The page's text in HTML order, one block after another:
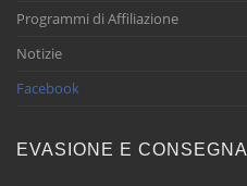
Programmi di Affiliazione
Notizie
Facebook
EVASIONE E CONSEGNA